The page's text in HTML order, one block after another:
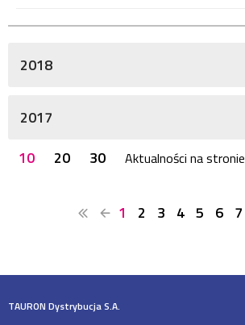
2018
2017
10
20 30 Aktualności na stronie
1 2 3 4 5 6 7
TAURON Dystrybucja S.A.